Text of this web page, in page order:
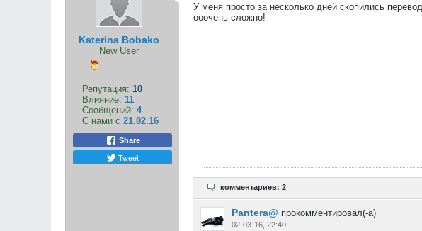
Katerina Bobako
New User
Репутация: 10
Влияние: 11
Сообщений: 4
С нами с 21.02.16
Share
Tweet
У меня просто за несколько дней скопились
ооочень сложно!
комментариев: 2
Pantera@ прокомментировал(-а)
02-03-16, 22:40